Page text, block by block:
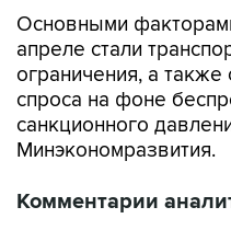
Основными
апреле стали
ограничения, а
спроса на фоне
санкционного
Минэкономразвития.
Комментарии